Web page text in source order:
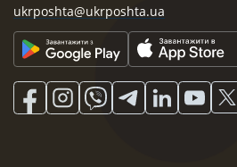
ukrposhta@ukrposhta.ua